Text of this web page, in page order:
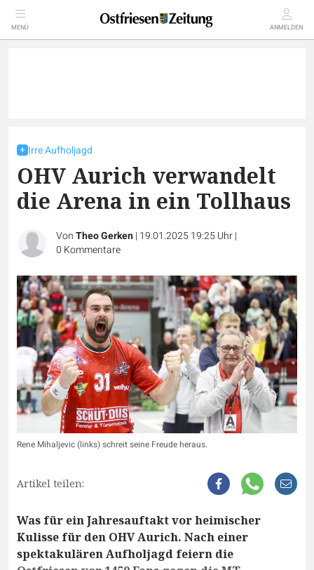
MENÜ ANMELDEN
Irre Aufholjagd
OHV Aurich verwandelt
die Arena in ein Tollhaus
VonTheo Gerken| 19.01.2025 19:25 Uhr|
0 Kommentare
Rene Mihaljevic (links) schreit seine Freude heraus.
Artikel teilen:
Was für ein Jahresauftakt vor heimischer
Kulisse für den OHV Aurich. Nach einer
spektakulären Aufholjagd feiern die